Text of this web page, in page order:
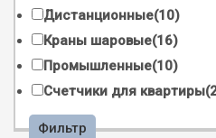
Дистанционные(10)
Краны шаровые(16)
Промышленные(10)
Счетчики для квартиры
Фильтр